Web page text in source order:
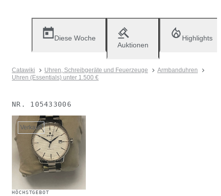
Diese Woche
Auktionen
Highlights
Catawiki Uhren, Schreibgeräte und Feuerzeuge
Armbanduhren
Uhren (Essentials) unter 1.500 €
NR. 105433006
Verkauft
HÖCHSTGEBOT